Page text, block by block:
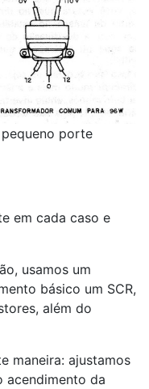
porte
em cada caso e
usamos um
básico um SCR,
além do
maneira: ajustamos
acendimento da